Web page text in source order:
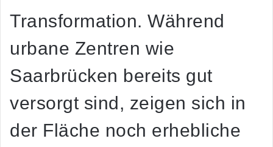
Transformation. Während
urbane Zentren wie
Saarbrücken bereits gut
versorgt sind, zeigen sich in
der Fläche noch erhebliche